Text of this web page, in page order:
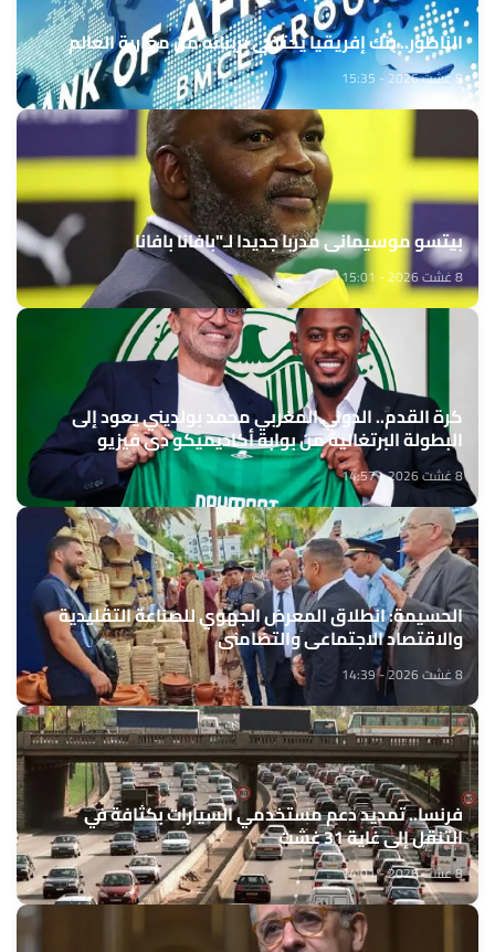
الناظور.. بنك إفريقيا يحتفي بزبنائه من مغاربة العالم
8 غشت 2026 - 15:35
بيتسو موسيماني مدربا جديدا لـ"بافانا بافانا
8 غشت 2026 - 15:01
كرة القدم.. الدولي المغربي محمد بولديني يعود إلى
البطولة البرتغالية من بوابة أكاديميكو دي فيزيو
8 غشت 2026 - 14:57
الحسيمة: انطلاق المعرض الجهوي للصناعة التقليدية
والاقتصاد الاجتماعي والتضامني
8 غشت 2026 - 14:39
فرنسا.. تمديد دعم مستخدمي السيارات بكثافة في
التنقل إلى غاية 31 غشت
8 غشت 2026 - 14:01